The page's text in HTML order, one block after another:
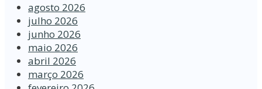
agosto 2026
julho 2026
junho 2026
maio 2026
abril 2026
março 2026